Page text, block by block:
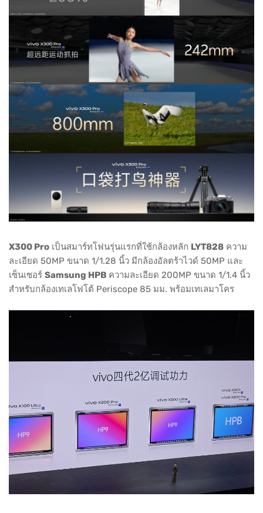
X300 Pro เป็นสมาร์ทโฟนรุ่นแรกที่ใช้กล้องหลัก LYT828 ความ
ละเอียด 50MP ขนาด 1/1.28 นิ้ว มีกล้องอัลตร้าไวด์ 50MP และ
เซ็นเซอร์ Samsung HPB ความละเอียด 200MP ขนาด 1/1.4 นิ้ว
สำหรับกล้องเทเลโฟโต้ Periscope 85 มม. พร้อมเทเลมาโคร